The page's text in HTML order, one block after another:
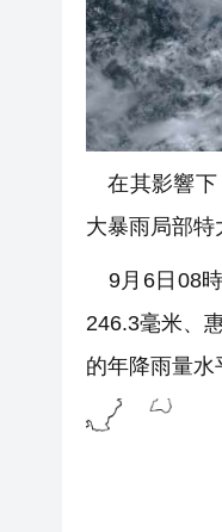
在其影響下
大暴雨局部特
9月6日08時
246.3毫米、
的年降雨量水